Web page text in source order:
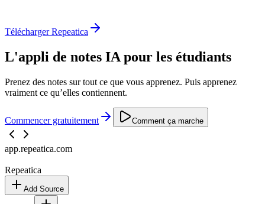
Télécharger Repeatica
L'appli de notes IA pour les étudiants
Prenez des notes sur tout ce que vous apprenez. Puis apprenez
vraiment ce qu’elles contiennent.
Commencer gratuitement Comment ça marche
app.repeatica.com
Repeatica
Add Source